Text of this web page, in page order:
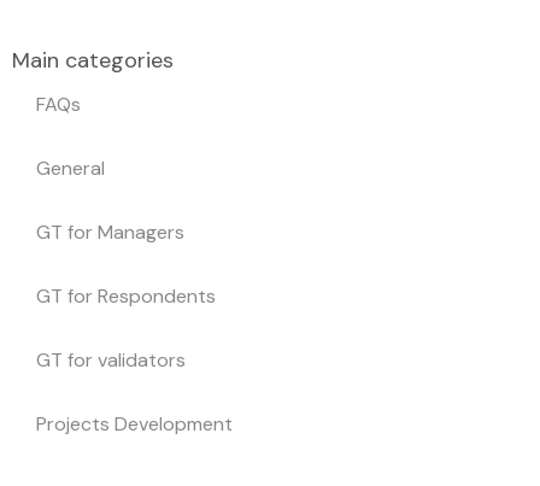
Main categories
FAQs
General
GT for Managers
GT for Respondents
GT for validators
Projects Development